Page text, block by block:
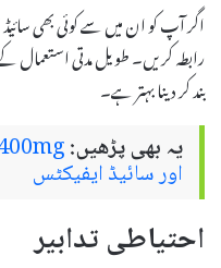
اگر آپ کو ان میں سے کوئی بھی
رابطہ کریں۔ طویل مدتی استعمال
بند کر دینا بہتر ہے۔
یہ بھی پڑھیں:
اور سائیڈ ایفیکٹس
احتیاطی تدابیر